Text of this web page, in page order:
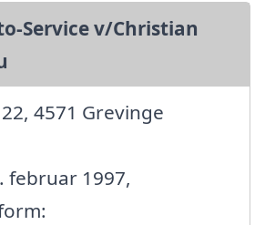
Service v/Christian
4571 Grevinge
februar 1997,